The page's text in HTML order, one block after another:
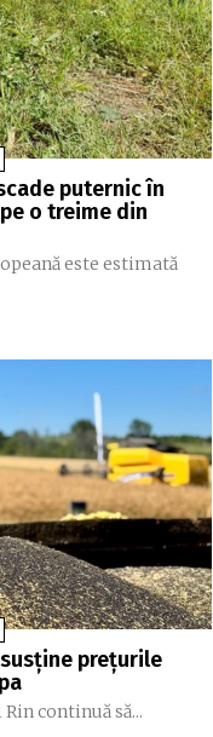
puternic în
o treime din
este estimată
prețurile
continuă să...